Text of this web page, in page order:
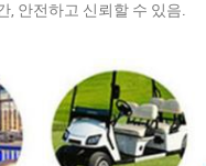
안전하고 신뢰할 수 있음.